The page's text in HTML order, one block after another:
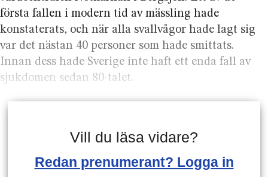
första fallen i modern tid av mässling hade
konstaterats, och när alla svallvågor hade lagt sig
var det nästan 40 personer som hade smittats.
Innan dess hade Sverige inte haft ett enda fall av
sjukdomen sedan 80-talet.
Vill du läsa vidare?
Redan prenumerant? Logga in